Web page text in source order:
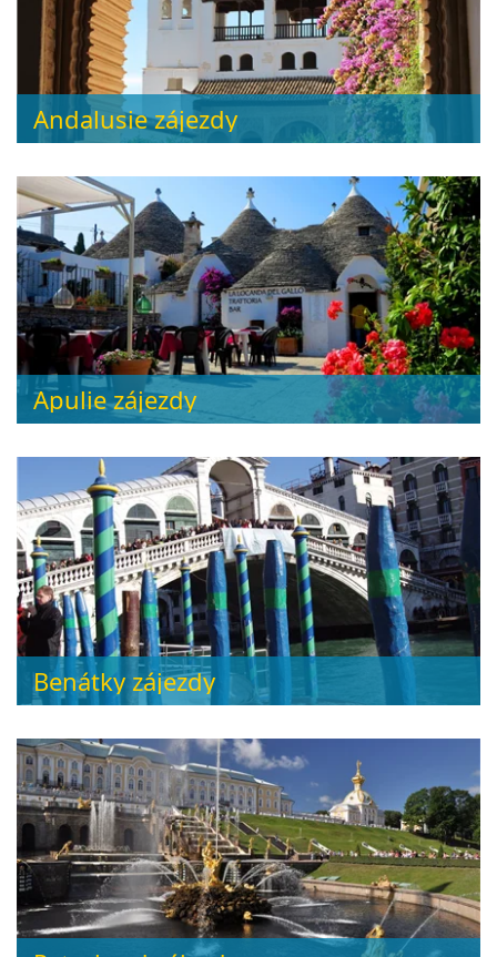
Andalusie zájezdy
Apulie zájezdy
Benátky zájezdy